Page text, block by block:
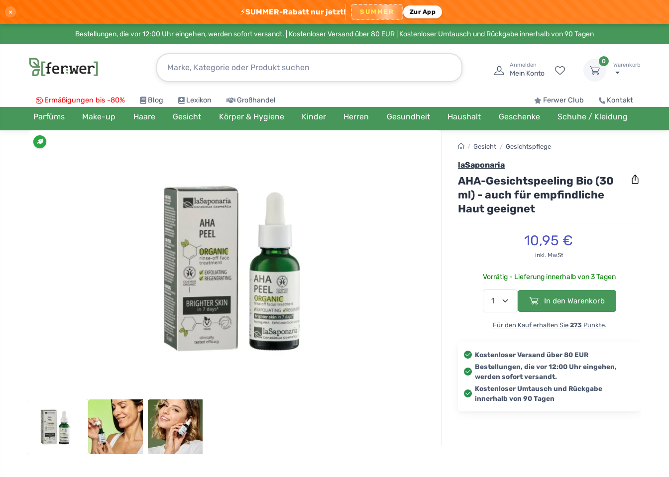
× ⚡SUMMER-Rabatt nur jetzt! SUMMER Zur App
Bestellungen, die vor 12:00 Uhr eingehen, werden sofort versandt. | Kostenloser Versand über 80 EUR | Kostenloser Umtausch und Rückgabe innerhalb von 90 Tagen
Anmelden
Mein Konto
0
Warenkorb
Ermäßigungen bis -80% Blog Lexikon Großhandel Ferwer Club Kontakt
Parfüms Make-up Haare Gesicht Körper & Hygiene Kinder Herren Gesundheit Haushalt Geschenke Schuhe / Kleidung
/ Gesicht / Gesichtspflege
laSaponaria
AHA-Gesichtspeeling Bio (30
ml) - auch für empfindliche
Haut geeignet
10,95 €
inkl. MwSt
Vorrätig - Lieferung innerhalb von 3 Tagen
In den Warenkorb
Für den Kauf erhalten Sie 273 Punkte.
Kostenloser Versand über 80 EUR
Bestellungen, die vor 12:00 Uhr eingehen,
werden sofort versandt.
Kostenloser Umtausch und Rückgabe
innerhalb von 90 Tagen